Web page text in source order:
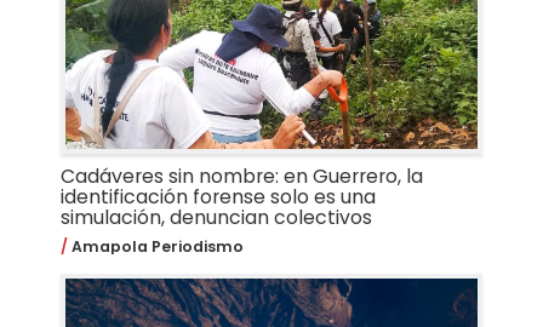
Cadáveres sin nombre: en Guerrero, la
identificación forense solo es una
simulación, denuncian colectivos
Amapola Periodismo